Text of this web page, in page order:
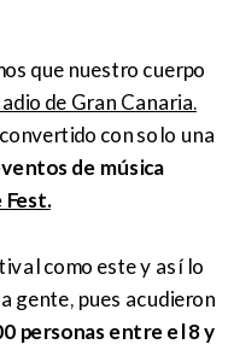
que nuestro cuerpo
de Gran Canaria.
con solo una
de música
Fest.
como este y así lo
gente, pues acudieron
personas entre el 8 y